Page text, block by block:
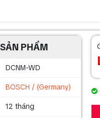
PHẨM
DCNM-WD
BOSCH / (Germany)
12 tháng